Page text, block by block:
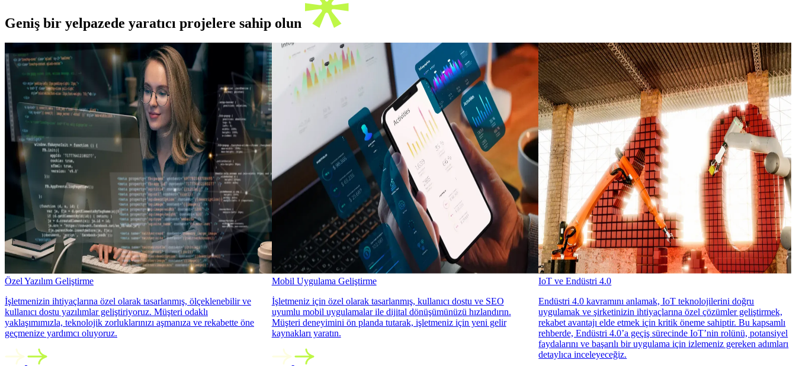
Geniş bir yelpazede yaratıcı projelere sahip olun
Özel Yazılım Geliştirme
İşletmenizin ihtiyaçlarına özel olarak tasarlanmış, ölçeklenebilir ve
kullanıcı dostu yazılımlar geliştiriyoruz. Müşteri odaklı
yaklaşımımızla, teknolojik zorluklarınızı aşmanıza ve rekabette öne
geçmenize yardımcı oluyoruz.
Mobil Uygulama Geliştirme
İşletmeniz için özel olarak tasarlanmış, kullanıcı dostu ve SEO
uyumlu mobil uygulamalar ile dijital dönüşümünüzü hızlandırın.
Müşteri deneyimini ön planda tutarak, işletmeniz için yeni gelir
kaynakları yaratın.
IoT ve Endüstri 4.0
Endüstri 4.0 kavramını anlamak, IoT teknolojilerini doğru
uygulamak ve şirketinizin ihtiyaçlarına özel çözümler geliştirmek,
rekabet avantajı elde etmek için kritik öneme sahiptir. Bu kapsamlı
rehberde, Endüstri 4.0’a geçiş sürecinde IoT’nin rolünü, potansiyel
faydalarını ve başarılı bir uygulama için izlemeniz gereken adımları
detaylıca inceleyeceğiz.